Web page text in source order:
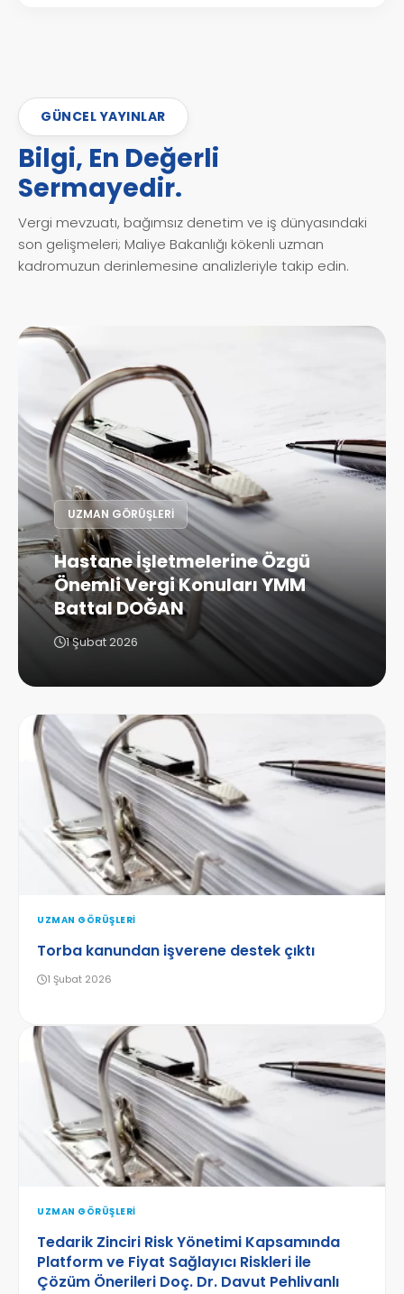
GÜNCEL YAYINLAR
Bilgi, En Değerli
Sermayedir.
Vergi mevzuatı, bağımsız denetim ve iş dünyasındaki
son gelişmeleri; Maliye Bakanlığı kökenli uzman
kadromuzun derinlemesine analizleriyle takip edin.
UZMAN GÖRÜŞLERI
Hastane İşletmelerine Özgü
Önemli Vergi Konuları YMM
Battal DOĞAN
1 Şubat 2026
UZMAN GÖRÜŞLERI
Torba kanundan işverene destek çıktı
1 Şubat 2026
UZMAN GÖRÜŞLERI
Tedarik Zinciri Risk Yönetimi Kapsamında
Platform ve Fiyat Sağlayıcı Riskleri ile
Çözüm Önerileri Doç. Dr. Davut Pehlivanlı